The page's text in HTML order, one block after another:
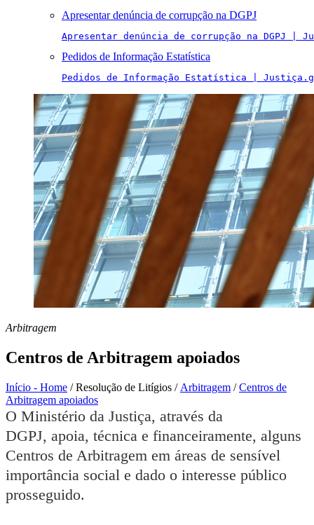
Apresentar denúncia de corrupção na DGPJ
Apresentar denúncia de corrupção na DGPJ |
Pedidos de Informação Estatística
Pedidos de Informação Estatística |
Arbitragem
Centros de Arbitragem apoiados
Início - Home /Resolução de Litígios / Arbitragem /Centros de
Arbitragem apoiados
O Ministério da Justiça, através da
DGPJ, apoia, técnica e financeiramente, alguns
Centros de Arbitragem em áreas de sensível
importância social e dado o interesse público
prosseguido.